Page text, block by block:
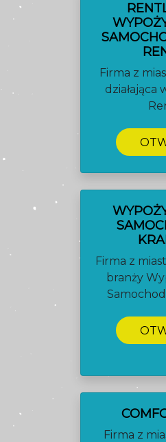
Firma z
działająca
Firma z
branży
Firma z